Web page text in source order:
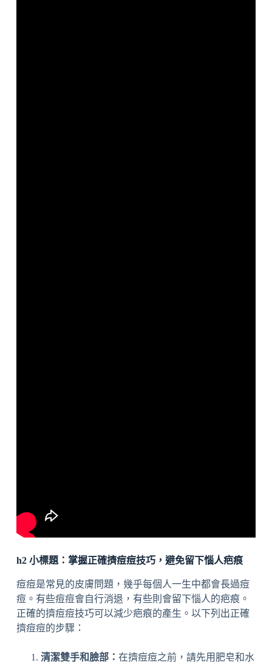
h2 小標題：掌握正確擠痘痘技巧，避免留下惱人疤痕
痘痘是常見的皮膚問題，幾乎每個人一生中都會長過痘
痘。有些痘痘會自行消退，有些則會留下惱人的疤痕。
正確的擠痘痘技巧可以減少疤痕的產生。以下列出正確
擠痘痘的步驟：
清潔雙手和臉部： 在擠痘痘之前，請先用肥皂和水